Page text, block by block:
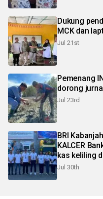
Dukung
MCK dan
Jul 21st
Pemenang
dorong
Jul 23rd
BRI
KALCER
kas keliling
pelosok Karo
Jul 30th